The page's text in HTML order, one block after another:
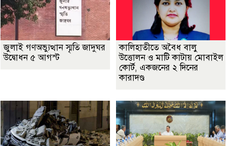
জুলাই গণঅভ্যুত্থান স্মৃতি জাদুঘর
উদ্বোধন ৫ আগস্ট
কালিহাতীতে অবৈধ বালু
উত্তোলন ও মাটি কাটায় মোবাইল
কোর্ট, একজনের ২ দিনের
কারাদণ্ড